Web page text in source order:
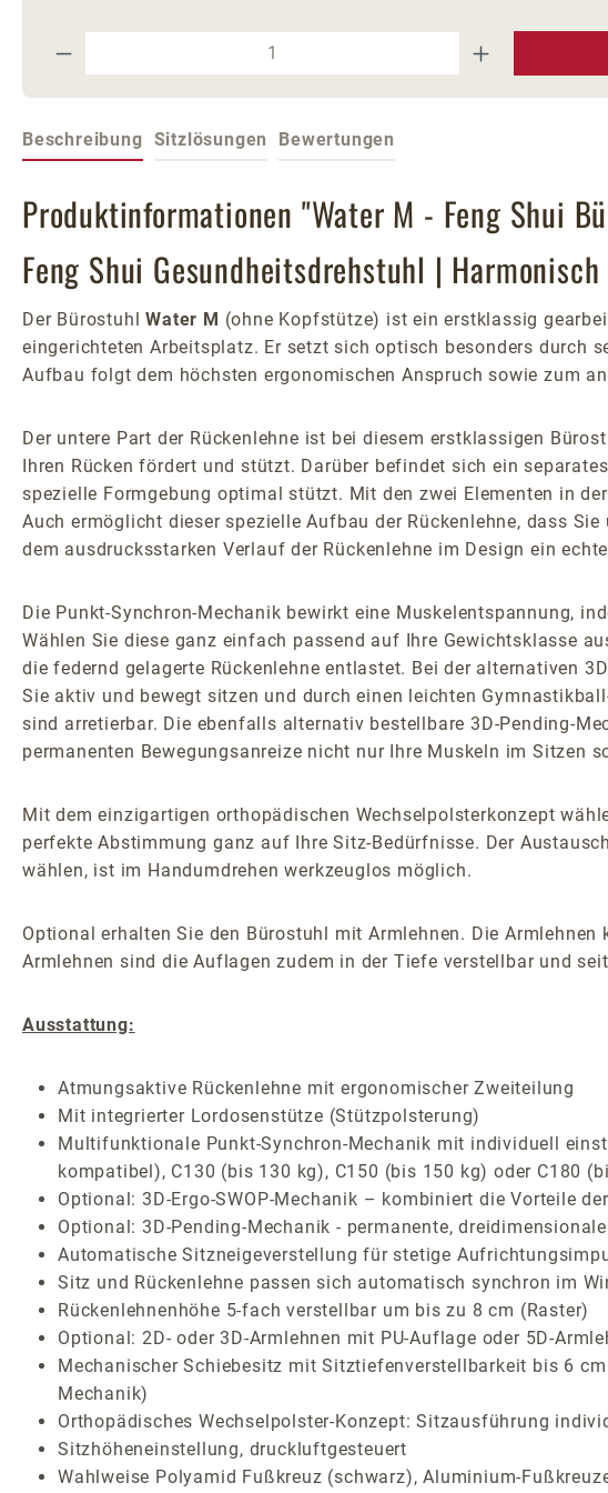
Produkt Anzahl: Gib den gewünschten
Beschreibung Sitzlösungen Bewertungen
Produktinformationen "Water M - Feng Shui
Feng Shui Gesundheitsdrehstuhl |
Der BürostuhlWater M (ohne Kopfstütze) ist ein erstklassig
eingerichteten Arbeitsplatz. Er setzt sich optisch besonders durch
Aufbau folgt dem höchsten ergonomischen Anspruch sowie zum
Der untere Part der Rückenlehne ist bei diesem erstklassigen
Ihren Rücken fördert und stützt. Darüber befindet sich ein
spezielle Formgebung optimal stützt. Mit den zwei Elementen in
Auch ermöglicht dieser spezielle Aufbau der Rückenlehne, dass
dem ausdrucksstarken Verlauf der Rückenlehne im Design ein
Die Punkt-Synchron-Mechanik bewirkt eine Muskelentspannung,
Wählen Sie diese ganz einfach passend auf Ihre Gewichtsklasse
die federnd gelagerte Rückenlehne entlastet. Bei der alternativen
Sie aktiv und bewegt sitzen und durch einen leichten
sind arretierbar. Die ebenfalls alternativ bestellbare 3D-Pending-
permanenten Bewegungsanreize nicht nur Ihre Muskeln im Sitzen
Mit dem einzigartigen orthopädischen Wechselpolsterkonzept
perfekte Abstimmung ganz auf Ihre Sitz-Bedürfnisse. Der
wählen, ist im Handumdrehen werkzeuglos möglich.
Optional erhalten Sie den Bürostuhl mit Armlehnen. Die
Armlehnen sind die Auflagen zudem in der Tiefe verstellbar und
Ausstattung:
Atmungsaktive Rückenlehne mit ergonomischer Zweiteilung
Mit integrierter Lordosenstütze (Stützpolsterung)
Multifunktionale Punkt-Synchron-Mechanik mit individuell
kompatibel), C130 (bis 130 kg), C150 (bis 150 kg) oder C180
Optional: 3D-Ergo-SWOP-Mechanik – kombiniert die Vorteile
Optional: 3D-Pending-Mechanik - permanente,
Automatische Sitzneigeverstellung für stetige
Sitz und Rückenlehne passen sich automatisch synchron im
Rückenlehnenhöhe 5-fach verstellbar um bis zu 8 cm (Raster)
Optional: 2D- oder 3D-Armlehnen mit PU-Auflage oder 5D-
Mechanischer Schiebesitz mit Sitztiefenverstellbarkeit bis 6 cm
Mechanik)
Orthopädisches Wechselpolster-Konzept: Sitzausführung
Sitzhöheneinstellung, druckluftgesteuert
Wahlweise Polyamid Fußkreuz (schwarz), Aluminium-